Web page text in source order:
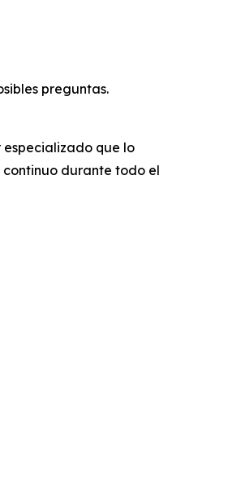
preguntas.
especializado que lo
durante todo el